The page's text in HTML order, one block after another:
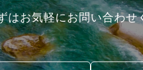
はお気軽にお問い合わせ